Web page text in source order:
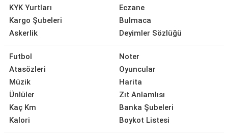
KYK Yurtları
Kargo Şubeleri
Askerlik
Eczane
Bulmaca
Deyimler Sözlüğü
Futbol
Atasözleri
Müzik
Ünlüler
Kaç Km
Kalori
Noter
Oyuncular
Harita
Zıt Anlamlısı
Banka Şubeleri
Boykot Listesi